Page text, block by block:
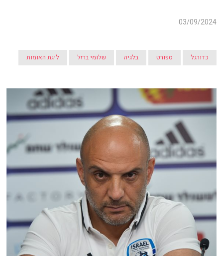
03/09/2024
כדורגל ספורט בלגיה שלומי ברזל ליגת האומות